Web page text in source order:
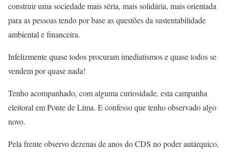
construir uma sociedade mais séria, mais solidária, mais orientada
para as pessoas tendo por base as questões da sustentabilidade
ambiental e financeira.
Infelizmente quase todos procuram imediatismos e quase todos se
vendem por quase nada!
Tenho acompanhado, com alguma curiosidade, esta campanha
eleitoral em Ponte de Lima. E confesso que tenho observado algo
novo.
Pela frente observo dezenas de anos do CDS no poder autárquico,